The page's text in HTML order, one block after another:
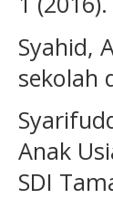
Syahid,
sekolah
Anak
SDI